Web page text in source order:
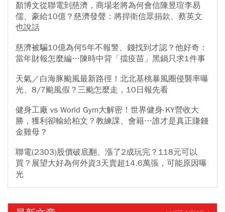
顏博文從聯電到慈濟，商場老將為何會信陳昱瑄李易
儒、豪給10億？慈濟發聲：將捍衛信眾捐款、蔡英文
也說話
慈濟被騙10億為何5年不報警、錢找到才認？他好奇：
當年財報怎麼編…陳時中背「擋疫苗」黑鍋只求1件事
天氣／白海豚颱風最新路徑！北北基桃暴風圈侵襲率曝
光、8/7颱風假？三颱怎麼走，10日報先看
健身工廠 vs World Gym大解密！世界健身-KY營收大
勝，獲利卻輸給柏文？教練課、會籍…誰才是真正賺錢
金雞母？
聯電(2303)股價破底翻、漲了2成玩完？118元可以
買？展望大好為何外資3天賣超14.6萬張，可能原因曝
光